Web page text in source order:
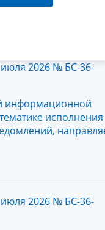
2026 № БС-36-
информационной
исполнения
2026 № БС-36-